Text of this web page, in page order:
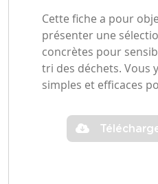
Cette fiche a pour
présenter une
concrètes pour
tri des déchets. Vous
simples et efficaces